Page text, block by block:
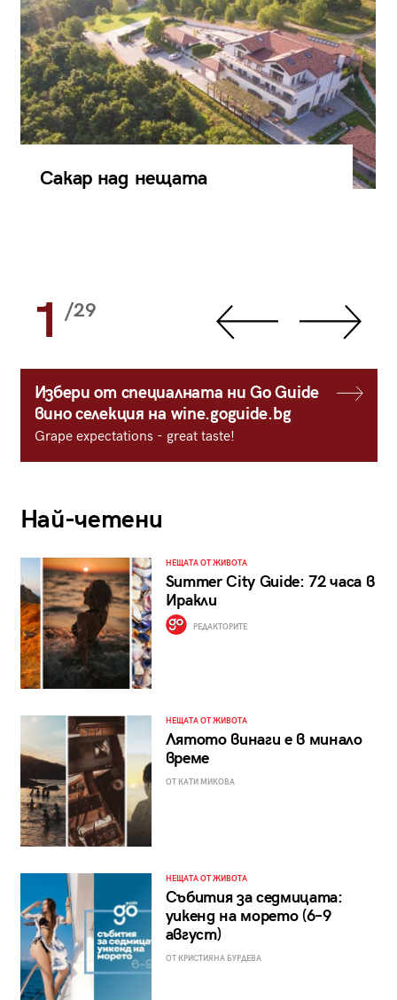
Сакар над нещата
1 /29
Избери от специалната ни Go Guide
вино селекция на wine.goguide.bg
Grape expectations - great taste!
Най-четени
НЕЩАТА ОТ ЖИВОТА
Summer City Guide: 72 часа в
Иракли
РЕДАКТОРИТЕ
НЕЩАТА ОТ ЖИВОТА
Лятото винаги е в минало
време
ОТ КАТИ МИКОВА
НЕЩАТА ОТ ЖИВОТА
Събития за седмицата:
уикенд на морето (6–9
август)
ОТ КРИСТИЯНА БУРДЕВА